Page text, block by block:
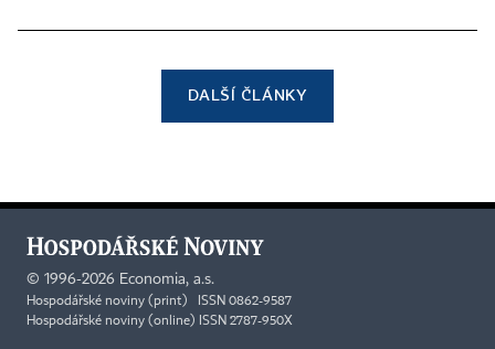
DALŠÍ ČLÁNKY
© 1996-2026 Economia, a.s.
Hospodářské noviny (print) ISSN 0862-9587
Hospodářské noviny (online) ISSN 2787-950X